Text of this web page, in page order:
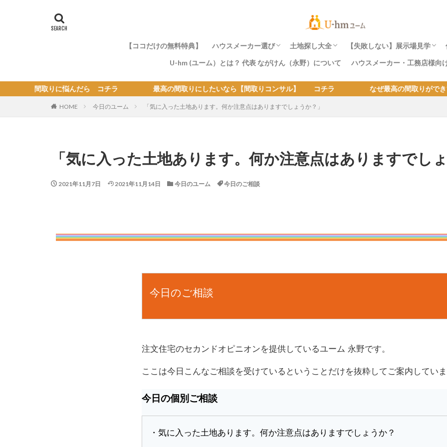
【ココだけの無料特典】 ハウスメーカー選び
ハウスメーカー耐震ランク一覧表
熊本地震・東日本・阪神淡路大震災でハウス
メーカーの倒壊・全壊被害
ユームおすすめのハウスメーカー5社とは？
その理由
へーベルハウスの耐震性
積水ハウス耐震性
ダイワハウスの耐震性
住友林業の耐震性
三井ホームの耐震性
パナホームの耐震性
セキスイハイムの耐震性
ミサワホームの耐震性
トヨタホームの耐震性
一条工務店の耐震性
エスバイエルホームの耐震性
スウェーデンハウスの耐震性
ハウスメーカーが潰れた時の被害実例。4つ
の危機が同時に来る2020年問題とは？
ハウスメーカー選びの失敗例をおしえて｜失
敗しない３つの方法
土地探し大全
土地探しから家を建てる方が住宅展示場へ行
く際の注意事項と対策
【土地探しのコツ大全 】失敗後悔しない土
地の探し方
【実例報告】土地探しとハウスメーカー選び
のコツが凝縮！
土地価格・建物坪単価別の総費用｜土地を購
入して家を建てる費用
土地探し~家を建てるまでの流れとコツ
良い土地が見つからない人の5つの特徴と解
決法
土地探しも住宅展示場で。ハウスメーカー社
有地のメリットとデメリット。
土地の値引はできますか？ どのぐらい安く
なりますか？
【失敗しない】展示場見学
住宅展示場の見学の予約は必
は？｜家づくり質問箱
土地探しから家を建てる方が
く際の注意事項と対策
土地探しも住宅展示場で。ハ
有地のメリットとデメリット
U-hm (ユーム）とは？ 代表 ながけん（永野）について
ハウスメーカー・工務店様向
だら コチラ 最高の間取りにしたいなら【間取りコンサル】 コチラ なぜ最高の間取りができている
HOME 今日のユーム 「気に入った土地あります。何か注意点はありますでしょうか？」
「気に入った土地あります。何か注意点はありますでし
2021年11月7日 2021年11月14日 今日のユーム 今日のご相談
今日のご相談
注文住宅のセカンドオピニオンを提供しているユーム 永野です。
ここは今日こんなご相談を受けているということだけを抜粋してご案内してい
今日の個別ご相談
・気に入った土地あります。何か注意点はありますでしょうか？